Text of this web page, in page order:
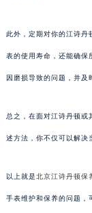
此外，定期对你的江诗丹
表的使用寿命，还能确保
因磨损导致的问题，并及
总之，在面对江诗丹顿或
述方法，你不仅可以解决
以上就是北京江诗丹顿保
手表维护和保养的问题，